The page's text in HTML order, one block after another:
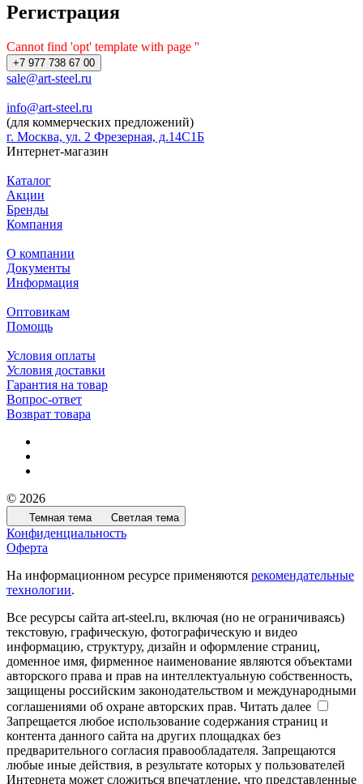
Регистрация
Cannot find 'opt' template with page ''
+7 977 738 67 00
sale@art-steel.ru
info@art-steel.ru
(для коммерческих предложений)
г. Москва, ул. 2 Фрезерная, д.14С1Б
Интернет-магазин
Каталог
Акции
Бренды
Компания
О компании
Документы
Информация
Оптовикам
Помощь
Условия оплаты
Условия доставки
Гарантия на товар
Вопрос-ответ
Возврат товара
© 2026
Темная тема Светлая тема
Конфиденциальность
Оферта
На информационном ресурсе применяются рекомендательные
технологии.
Все ресурсы сайта art-steel.ru, включая (но не ограничиваясь)
текстовую, графическую, фотографическую и видео
информацию, структуру, дизайн и оформление страниц,
доменное имя, фирменное наименование являются объектами
авторского права и прав на интеллектуальную собственность,
защищены российским законодательством и международными
соглашениями об охране авторских прав. Читать далее
Запрещается любое использование содержания страниц и
контента данного сайта на других площадках без
предварительного согласия правообладателя. Запрещаются
любые иные действия, в результате которых у пользователей
Интернета может сложиться впечатление, что представленные